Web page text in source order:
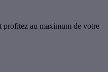
profitez au maximum de votre